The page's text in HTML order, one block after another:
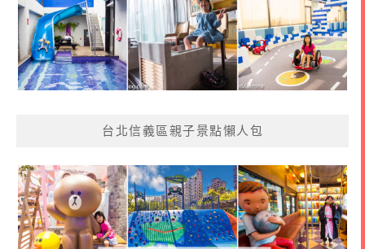
台北信義區親子景點懶人包